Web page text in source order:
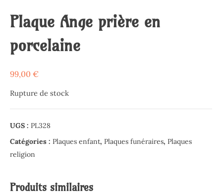
Plaque Ange prière en
porcelaine
99,00 €
Rupture de stock
UGS : PL328
Catégories : Plaques enfant, Plaques funéraires, Plaques
religion
Produits similaires